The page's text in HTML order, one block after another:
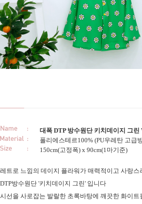
대폭 DTP 방수원단 키치데이지 그린
폴리에스테르100% (PU우레탄 고급
150cm(고정폭) x 90cm(1마기준)
레트로 느낌의 데이지 플라워가 매력적이고 사랑스
DTP방수원단 '키치데이지 그린' 입니다
시선을 사로잡는 발랄한 초록바탕에 깨끗한 화이